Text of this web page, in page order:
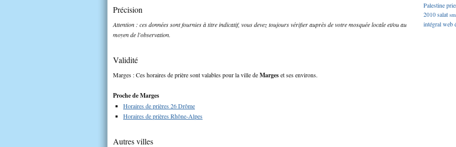
Précision
Attention : ces données sont fournies à titre indicatif, vous devez toujours vérifier auprès de votre mosquée locale et/ou au
moyen de l'observation.
Validité
Marges : Ces horaires de prière sont valables pour la ville deMargeset ses environs.
Proche de Marges
Horaires de prières 26 Drôme
Horaires de prières Rhône-Alpes
Autres villes
Palestine
2010salat
intégralweb